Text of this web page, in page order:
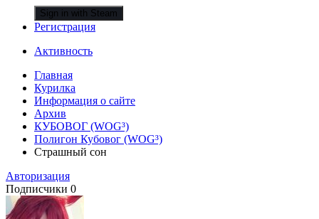
Sign in with Steam
Регистрация
Активность
Главная
Курилка
Информация о сайте
Архив
КУБОВОГ (WOG³)
Полигон Кубовог (WOG³)
Страшный сон
Авторизация
Подписчики 0